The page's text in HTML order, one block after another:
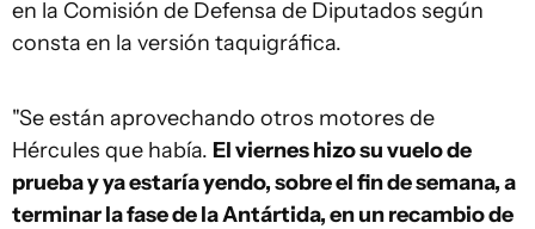
en la Comisión de Defensa de Diputados según
consta en la versión taquigráfica.
"Se están aprovechando otros motores de
Hércules que había. El viernes hizo su vuelo de
prueba y ya estaría yendo, sobre el fin de semana, a
terminar la fase de la Antártida, en un recambio de